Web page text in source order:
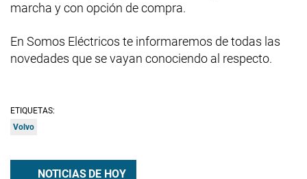
marcha y con opción de compra.
En Somos Eléctricos te informaremos de todas las
novedades que se vayan conociendo al respecto.
ETIQUETAS:
Volvo
NOTICIAS DE HOY